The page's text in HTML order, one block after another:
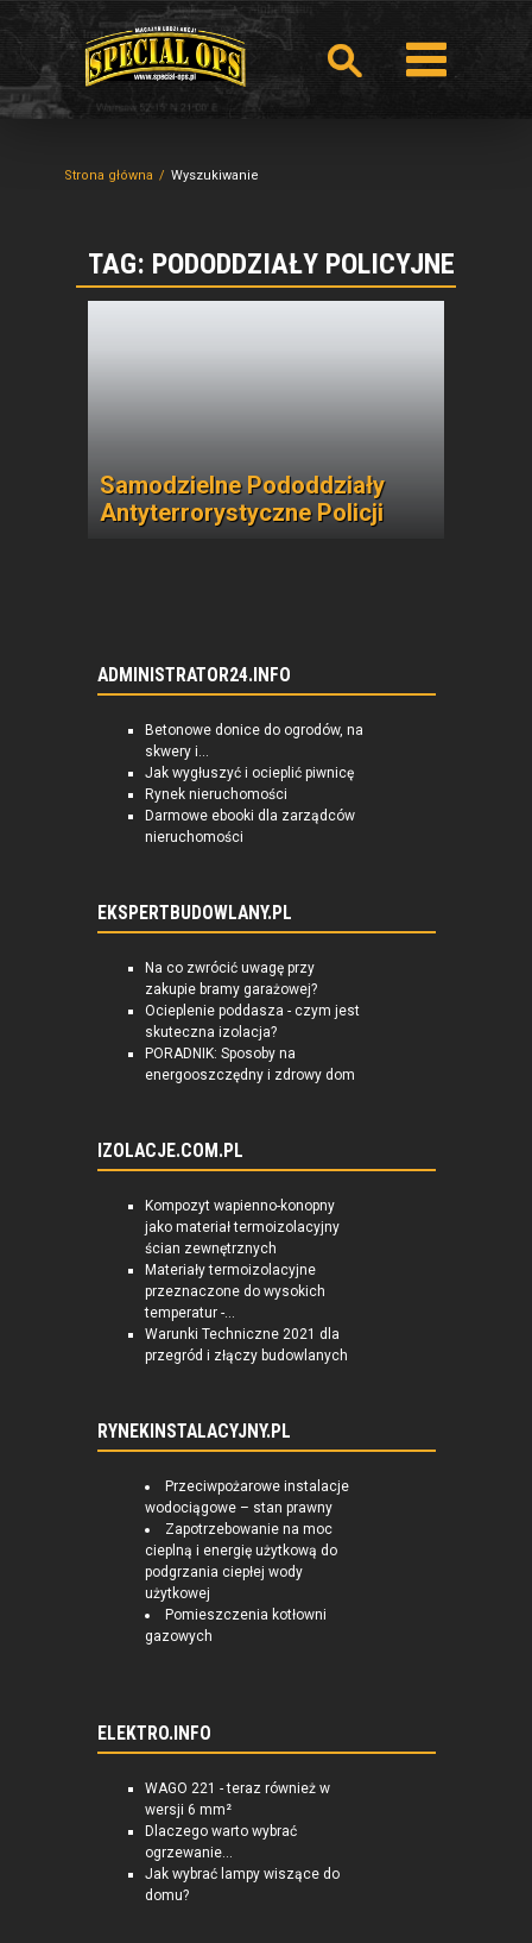
Strona główna Wyszukiwanie
TAG: PODODDZIAŁY POLICYJNE
Samodzielne Pododdziały
Antyterrorystyczne Policji
ADMINISTRATOR24.INFO
Betonowe donice do ogrodów, na
skwery i...
Jak wygłuszyć i ocieplić piwnicę
Rynek nieruchomości
Darmowe ebooki dla zarządców
nieruchomości
EKSPERTBUDOWLANY.PL
Na co zwrócić uwagę przy
zakupie bramy garażowej?
Ocieplenie poddasza - czym jest
skuteczna izolacja?
PORADNIK: Sposoby na
energooszczędny i zdrowy dom
IZOLACJE.COM.PL
Kompozyt wapienno-konopny
jako materiał termoizolacyjny
ścian zewnętrznych
Materiały termoizolacyjne
przeznaczone do wysokich
temperatur -...
Warunki Techniczne 2021 dla
przegród i złączy budowlanych
RYNEKINSTALACYJNY.PL
Przeciwpożarowe instalacje
wodociągowe – stan prawny
Zapotrzebowanie na moc
cieplną i energię użytkową do
podgrzania ciepłej wody
użytkowej
Pomieszczenia kotłowni
gazowych
ELEKTRO.INFO
WAGO 221 - teraz również w
wersji 6 mm²
Dlaczego warto wybrać
ogrzewanie...
Jak wybrać lampy wiszące do
domu?